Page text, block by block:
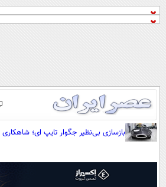
صفحه اول
آرشیو
بازسازی بی‌نظیر جگوار تایپ ای؛ شاهکاری